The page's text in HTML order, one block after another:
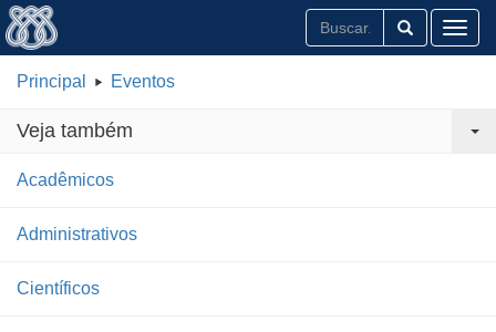
Principal Eventos
Veja também
Acadêmicos
Administrativos
Científicos